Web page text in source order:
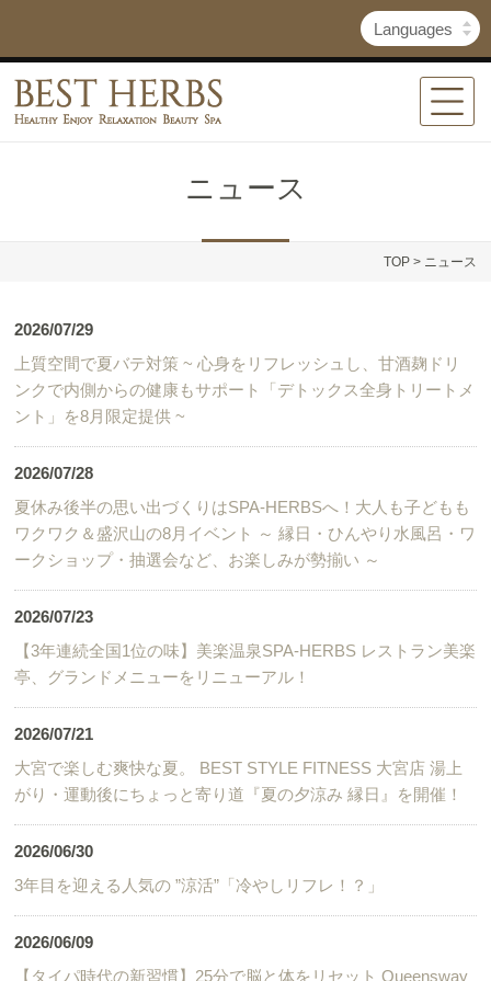
ニュース
TOP> ニュース
2026/07/29
上質空間で夏バテ対策 ~ 心身をリフレッシュし、甘酒麹ドリ
ンクで内側からの健康もサポート「デトックス全身トリートメ
ント」を8月限定提供 ~
2026/07/28
夏休み後半の思い出づくりはSPA-HERBSへ！大人も子どもも
ワクワク＆盛沢山の8月イベント ～ 縁日・ひんやり水風呂・ワ
ークショップ・抽選会など、お楽しみが勢揃い ～
2026/07/23
【3年連続全国1位の味】美楽温泉SPA-HERBS レストラン美楽
亭、グランドメニューをリニューアル！
2026/07/21
大宮で楽しむ爽快な夏。 BEST STYLE FITNESS 大宮店 湯上
がり・運動後にちょっと寄り道『夏の夕涼み 縁日』を開催！
2026/06/30
3年目を迎える人気の ”涼活”「冷やしリフレ！？」
2026/06/09
【タイパ時代の新習慣】25分で脳と体をリセット Queensway